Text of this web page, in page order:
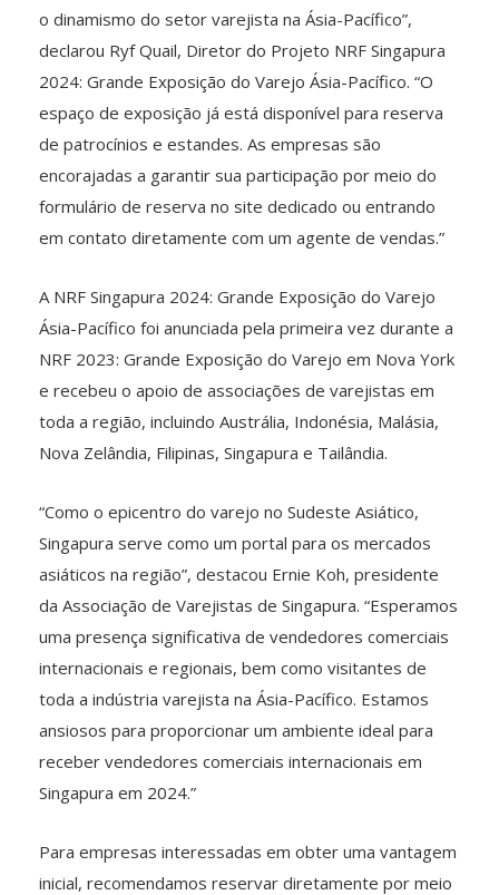
o dinamismo do setor varejista na Ásia-Pacífico”,
declarou Ryf Quail, Diretor do Projeto NRF Singapura
2024: Grande Exposição do Varejo Ásia-Pacífico. “O
espaço de exposição já está disponível para reserva
de patrocínios e estandes. As empresas são
encorajadas a garantir sua participação por meio do
formulário de reserva no site dedicado ou entrando
em contato diretamente com um agente de vendas.”
A NRF Singapura 2024: Grande Exposição do Varejo
Ásia-Pacífico foi anunciada pela primeira vez durante a
NRF 2023: Grande Exposição do Varejo em Nova York
e recebeu o apoio de associações de varejistas em
toda a região, incluindo Austrália, Indonésia, Malásia,
Nova Zelândia, Filipinas, Singapura e Tailândia.
“Como o epicentro do varejo no Sudeste Asiático,
Singapura serve como um portal para os mercados
asiáticos na região”, destacou Ernie Koh, presidente
da Associação de Varejistas de Singapura. “Esperamos
uma presença significativa de vendedores comerciais
internacionais e regionais, bem como visitantes de
toda a indústria varejista na Ásia-Pacífico. Estamos
ansiosos para proporcionar um ambiente ideal para
receber vendedores comerciais internacionais em
Singapura em 2024.”
Para empresas interessadas em obter uma vantagem
inicial, recomendamos reservar diretamente por meio